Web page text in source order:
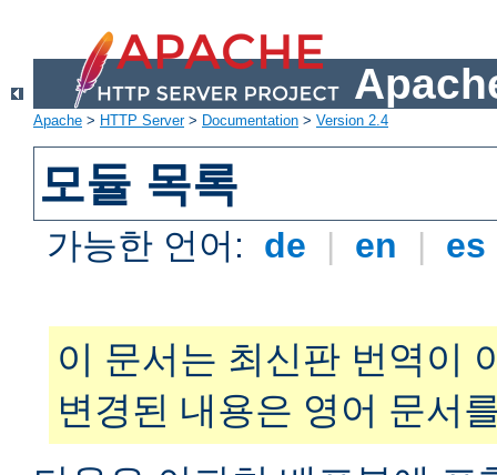
Apache > HTTP Server> Documentation > Version 2.4
모듈 목록
가능한 언어: de | en | es
이 문서는 최신판 번역이
변경된 내용은 영어 문서